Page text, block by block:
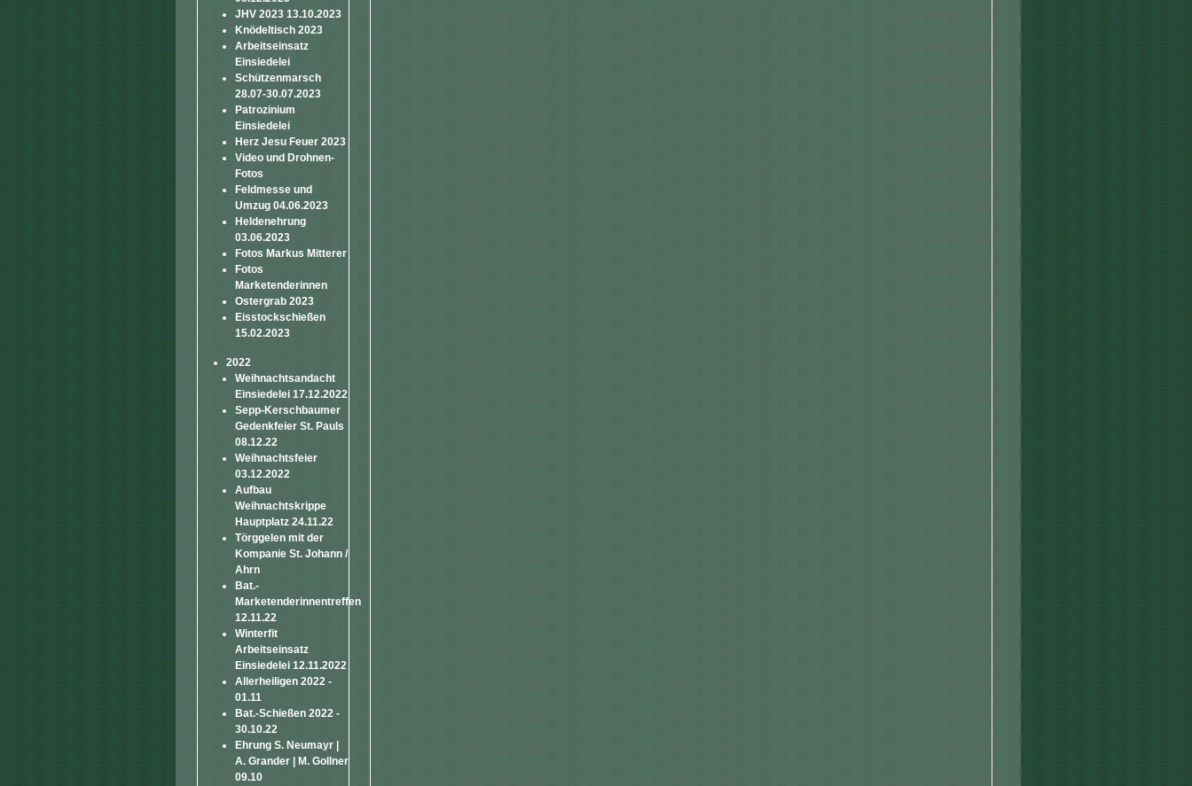
JHV 2023 13.10.2023
Knödeltisch 2023
Arbeitseinsatz
Einsiedelei
Schützenmarsch
28.07-30.07.2023
Patrozinium
Einsiedelei
Herz Jesu Feuer 2023
Video und Drohnen-
Fotos
Feldmesse und
Umzug 04.06.2023
Heldenehrung
03.06.2023
Fotos Markus Mitterer
Fotos
Marketenderinnen
Ostergrab 2023
Eisstockschießen
15.02.2023
2022
Weihnachtsandacht
Einsiedelei 17.12.2022
Sepp-Kerschbaumer
Gedenkfeier St. Pauls
08.12.22
Weihnachtsfeier
03.12.2022
Aufbau
Weihnachtskrippe
Hauptplatz 24.11.22
Törggelen mit der
Kompanie St. Johann /
Ahrn
Bat.-
Marketenderinnentreffen
12.11.22
Winterfit
Arbeitseinsatz
Einsiedelei 12.11.2022
Allerheiligen 2022 -
01.11
Bat.-Schießen 2022 -
30.10.22
Ehrung S. Neumayr |
A. Grander | M. Gollner
09.10